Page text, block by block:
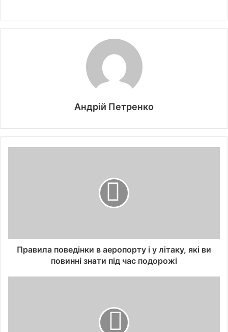
Андрій Петренко
Правила поведінки в аеропорту і у літаку, які ви
повинні знати під час подорожі